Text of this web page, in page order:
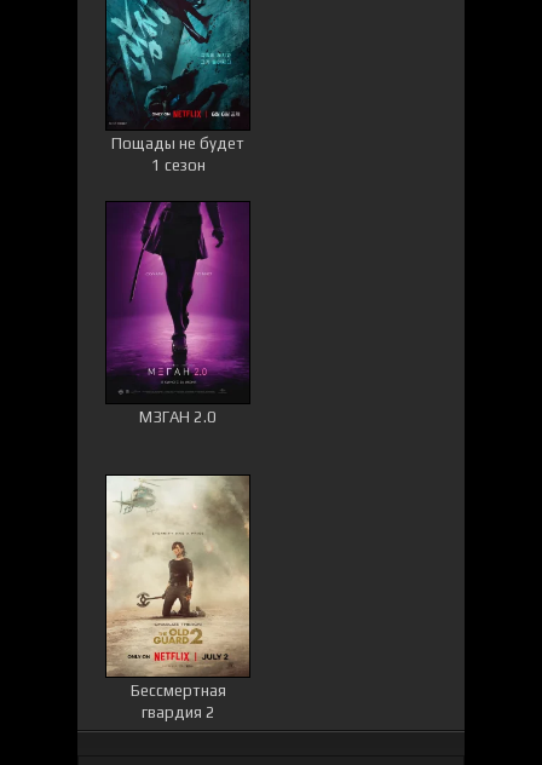
Пощады не будет
1 сезон
М3ГАН 2.0
Бессмертная
гвардия 2